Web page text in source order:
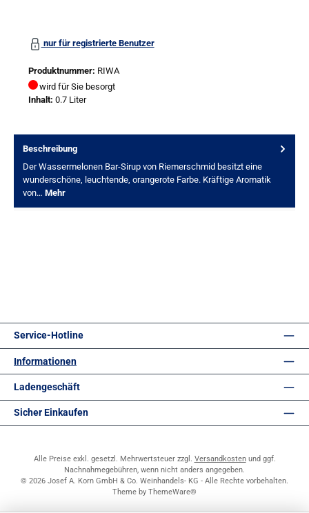
nur für registrierte Benutzer
Produktnummer: RIWA
wird für Sie besorgt
Inhalt: 0.7 Liter
Beschreibung
Der Wassermelonen Bar-Sirup von Riemerschmid besitzt eine
wunderschöne, leuchtende, orangerote Farbe. Kräftige Aromatik
von… Mehr
Service-Hotline
Informationen
Ladengeschäft
Sicher Einkaufen
Alle Preise exkl. gesetzl. Mehrwertsteuer zzgl. Versandkostenund ggf.
Nachnahmegebühren, wenn nicht anders angegeben.
© 2026 Josef A. Korn GmbH & Co. Weinhandels- KG - Alle Rechte vorbehalten.
Theme by ThemeWare®